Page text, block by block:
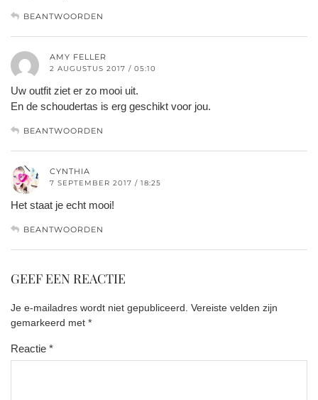
BEANTWOORDEN
AMY FELLER
2 AUGUSTUS 2017 / 05:10
Uw outfit ziet er zo mooi uit.
En de schoudertas is erg geschikt voor jou.
BEANTWOORDEN
CYNTHIA
7 SEPTEMBER 2017 / 18:25
Het staat je echt mooi!
BEANTWOORDEN
GEEF EEN REACTIE
Je e-mailadres wordt niet gepubliceerd. Vereiste velden zijn
gemarkeerd met *
Reactie *